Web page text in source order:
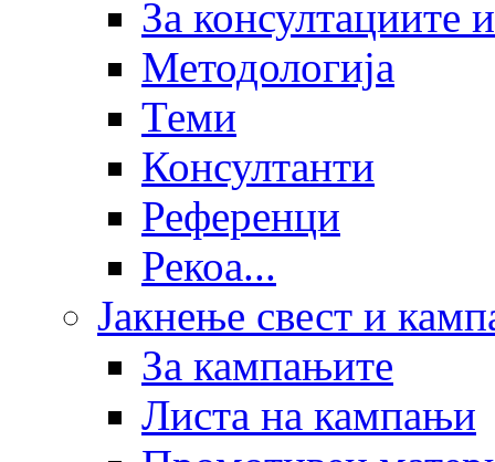
За консултациите
Методологија
Теми
Консултанти
Референци
Рекоа...
Јакнење свест и
За кампањите
Листа на кампањи